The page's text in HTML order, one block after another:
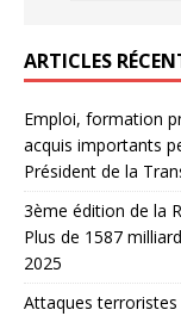
ARTICLES
Emploi, formation
acquis importants
Président de la
3ème édition de la
Plus de 1587
2025
Attaques terroristes